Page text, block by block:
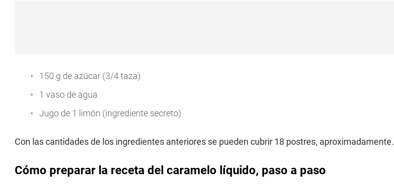
150 g de azúcar (3/4 taza)
1 vaso de agua
Jugo de 1 limón (ingrediente secreto)
Con las cantidades de los ingredientes anteriores se pueden cubrir 18 postres, aproximadamente.
Cómo preparar la receta del caramelo líquido, paso a paso